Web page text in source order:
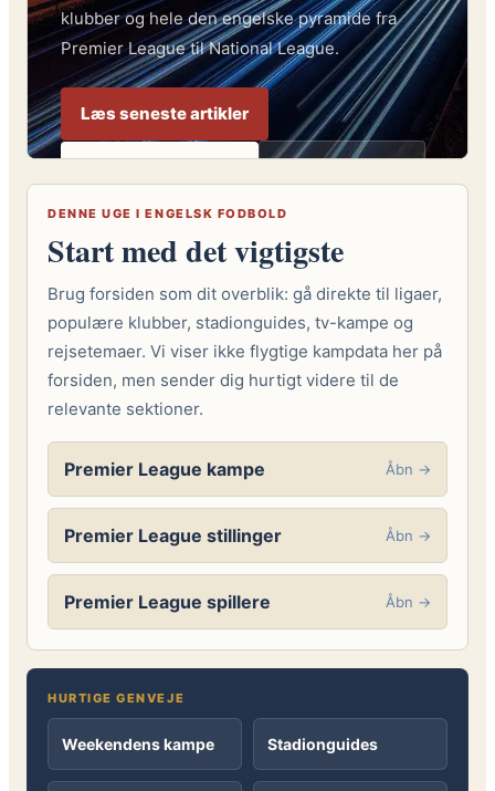
klubber og hele den engelske pyramide fra
Premier League til National League.
Læs seneste artikler
DENNE UGE I ENGELSK FODBOLD
Start med det vigtigste
Brug forsiden som dit overblik: gå direkte til ligaer,
populære klubber, stadionguides, tv-kampe og
rejsetemaer. Vi viser ikke flygtige kampdata her på
forsiden, men sender dig hurtigt videre til de
relevante sektioner.
Premier League kampe Åbn →
Premier League stillinger Åbn →
Premier League spillere Åbn →
HURTIGE GENVEJE
Weekendens kampe Stadionguides